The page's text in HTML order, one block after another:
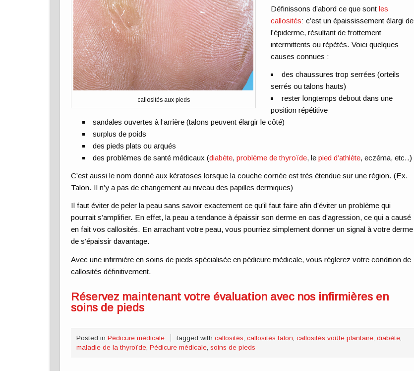
callosités aux pieds
Définissons d’abord ce que sont les
callosités: c’est un épaississement élargi de
l’épiderme, résultant de frottement
intermittents ou répétés. Voici quelques
causes connues :
des chaussures trop serrées (orteils
serrés ou talons hauts)
rester longtemps debout dans une
position répétitive
sandales ouvertes à l’arrière (talons peuvent élargir le côté)
surplus de poids
des pieds plats ou arqués
des problèmes de santé médicaux (diabète,problème de thyroïde, lepied d’athlète, eczéma, etc..)
C’est aussi le nom donné aux kératoses lorsque la couche cornée est très étendue sur une région. (Ex.
Talon. Il n’y a pas de changement au niveau des papilles dermiques)
Il faut éviter de peler la peau sans savoir exactement ce qu’il faut faire afin d’éviter un problème qui
pourrait s’amplifier. En effet, la peau a tendance à épaissir son derme en cas d’agression, ce qui a causé
en fait vos callosités. En arrachant votre peau, vous pourriez simplement donner un signal à votre derme
de s’épaissir davantage.
Avec une infirmière en soins de pieds spécialisée en pédicure médicale, vous réglerez votre condition de
callosités définitivement.
Réservez maintenant votre évaluation avec nos infirmières en
soins de pieds
Posted in Pédicure médicale tagged withcallosités,callosités talon,callosités voûte plantaire,diabète,
maladie de la thyroïde, Pédicure médicale, soins de pieds